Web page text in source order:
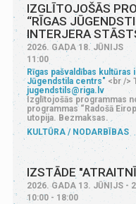
IZGLĪTOJOŠĀS
“RĪGAS
INTERJERA
2026. GADA 18. JŪNIJS
11:00
Rīgas pašvaldības
Jūgendstila centrs"<br />
jugendstils@riga.lv
Izglītojošās programmas
programmas “Radošā
utopija. Bezmaksas.
KULTŪRA
NODARBĪBAS
IZSTĀDE
2026. GADA 13. JŪNIJS -
10:00 - 18:00